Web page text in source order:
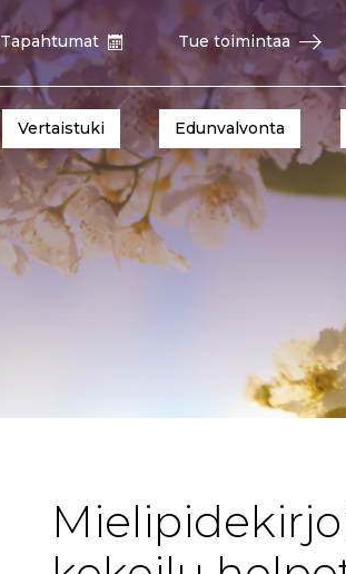
Tapahtumat Tue toimintaa
Vertaistuki Edunvalvonta